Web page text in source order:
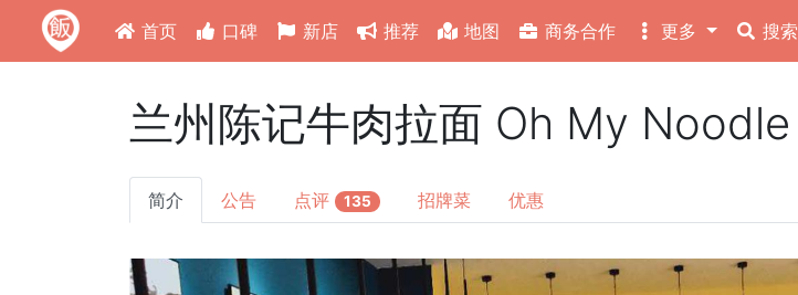
首页 口碑 新店 推荐 地图 商务合作 更多 搜索
兰州陈记牛肉拉面 Oh My Noodle
简介 公告 点评 135 招牌菜 优惠